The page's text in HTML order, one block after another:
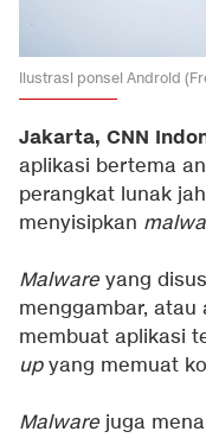
Ilustrasi ponsel Android
Jakarta, CNN
aplikasi bertema
perangkat lunak
menyisipkan
Malware yang
menggambar,
membuat aplikasi
upyang memuat
Malware juga